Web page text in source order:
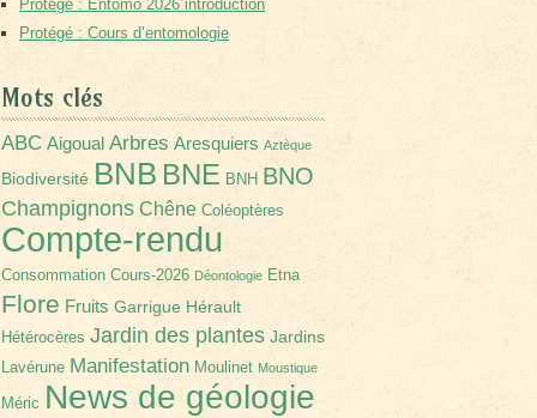
Protégé : Entomo 2026 introduction
Protégé : Cours d’entomologie
Mots clés
ABC Aigoual Arbres Aresquiers Aztèque
Biodiversité BNB BNE BNH BNO
Champignons Chêne Coléoptères
Compte-rendu
Consommation Cours-2026 Déontologie Etna
Flore Fruits Garrigue Hérault
Hétérocères Jardin des plantes Jardins
Lavérune Manifestation Moulinet Moustique
Méric News de géologie